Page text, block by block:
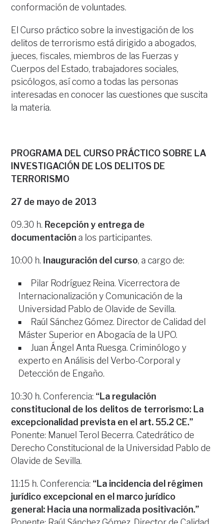
conformación de voluntades.
El Curso práctico sobre la investigación de los
delitos de terrorismo está dirigido a abogados,
jueces, fiscales, miembros de las Fuerzas y
Cuerpos del Estado, trabajadores sociales,
psicólogos, así como a todas las personas
interesadas en conocer las cuestiones que suscita
la materia.
PROGRAMA DEL CURSO PRÁCTICO SOBRE LA
INVESTIGACIÓN DE LOS DELITOS DE
TERRORISMO
27 de mayo de 2013
09.30 h. Recepción y entrega de
documentacióna los participantes.
10:00 h. Inauguración del curso, a cargo de:
Pilar Rodríguez Reina. Vicerrectora de
Internacionalización y Comunicación de la
Universidad Pablo de Olavide de Sevilla.
Raúl Sánchez Gómez. Director de Calidad del
Máster Superior en Abogacía de la UPO.
Juan Ángel Anta Ruesga. Criminólogo y
experto en Análisis del Verbo-Corporal y
Detección de Engaño.
10:30 h. Conferencia: “La regulación
constitucional de los delitos de terrorismo: La
excepcionalidad prevista en el art. 55.2 CE.”
Ponente: Manuel Terol Becerra. Catedrático de
Derecho Constitucional de la Universidad Pablo de
Olavide de Sevilla.
11:15 h. Conferencia: “La incidencia del régimen
jurídico excepcional en el marco jurídico
general: Hacia una normalizada positivación.”